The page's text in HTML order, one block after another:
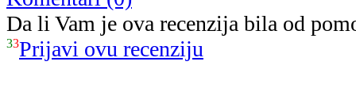
Da li Vam je ova recenzija bila od
33Prijavi ovu recenziju